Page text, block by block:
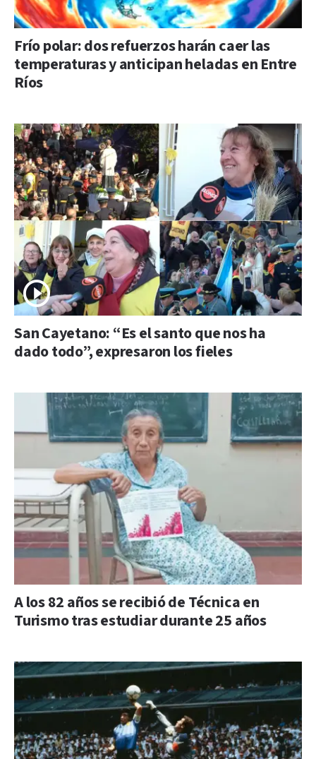
Frío polar: dos refuerzos harán caer las
temperaturas y anticipan heladas en Entre
Ríos
San Cayetano: “Es el santo que nos ha
dado todo”, expresaron los fieles
A los 82 años se recibió de Técnica en
Turismo tras estudiar durante 25 años